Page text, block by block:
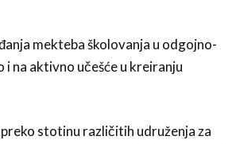
mekteba školovanja u odgojno-
na aktivno učešće u kreiranju
stotinu različitih udruženja za